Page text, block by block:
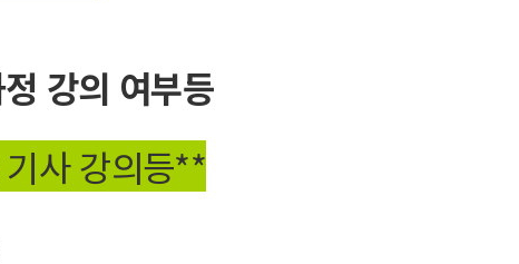
강의 여부등
사 강의등**